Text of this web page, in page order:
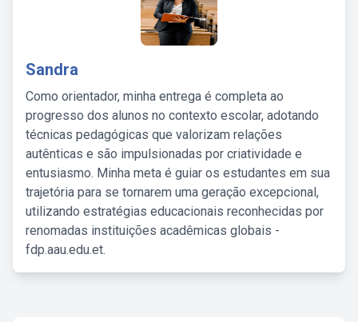
Sandra
Como orientador, minha entrega é completa ao
progresso dos alunos no contexto escolar, adotando
técnicas pedagógicas que valorizam relações
autênticas e são impulsionadas por criatividade e
entusiasmo. Minha meta é guiar os estudantes em sua
trajetória para se tornarem uma geração excepcional,
utilizando estratégias educacionais reconhecidas por
renomadas instituições acadêmicas globais -
fdp.aau.edu.et.